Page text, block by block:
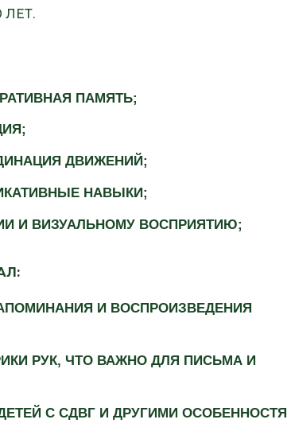
ЛЕТ.
ПАМЯТЬ;
ДВИЖЕНИЙ;
И ВОСПРОИЗВЕДЕНИЯ
РУК, ЧТО ВАЖНО ДЛЯ ПИСЬМА И
С СДВГ И ДРУГИМИ
НАВЫКИ;
И ВИЗУАЛЬНОМУ ВОСПРИЯТИЮ;